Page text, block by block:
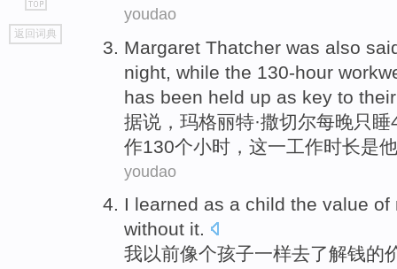
go
top
返回词典
youdao
Margaret Thatcher was also
night, while the 130-hour
has been held up as key to their
据说， 玛格丽特·撒切尔每晚只睡
作130个小时 ， 这一工作时长是
youdao
I learned as a child the value of
without it.
我以前像个孩子一样去了解钱的